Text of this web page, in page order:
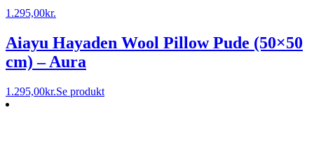
1.295,00kr.
Aiayu Hayaden Wool Pillow Pude (50×50
cm) – Aura
1.295,00kr.Se produkt